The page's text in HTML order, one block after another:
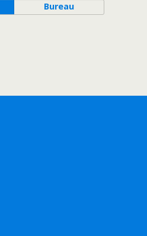
Bureau